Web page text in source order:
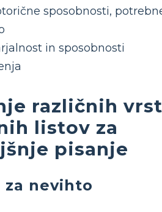
sposobnosti,
in sposobnosti
različnih vrst
listov za
pisanje
nevihto